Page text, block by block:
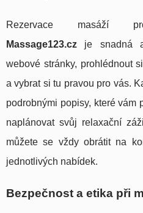
Rezervace masáží
Massage123.cz je snadná
webové stránky, prohlédnout
a vybrat si tu pravou pro vás.
podrobnými popisy, které vám
naplánovat svůj relaxační
můžete se vždy obrátit na
jednotlivých nabídek.
Bezpečnost a etika při